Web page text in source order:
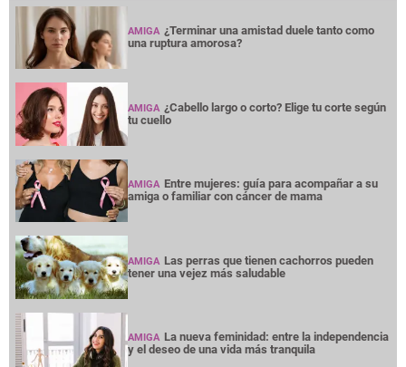
AMIGA ¿Terminar una amistad duele tanto como
una ruptura amorosa?
AMIGA ¿Cabello largo o corto? Elige tu corte según
tu cuello
AMIGA Entre mujeres: guía para acompañar a su
amiga o familiar con cáncer de mama
AMIGA Las perras que tienen cachorros pueden
tener una vejez más saludable
AMIGA La nueva feminidad: entre la independencia
y el deseo de una vida más tranquila